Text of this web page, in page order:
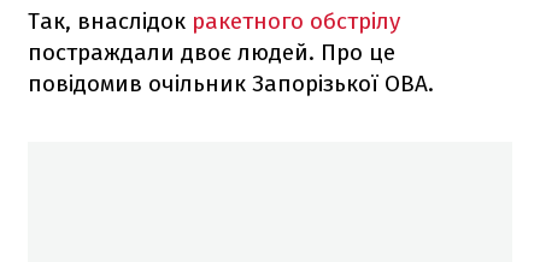
Так, внаслідок ракетного обстрілу
постраждали двоє людей. Про це
повідомив очільник Запорізької ОВА.